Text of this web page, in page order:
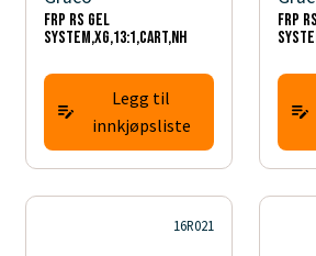
FRP RS GEL
SYSTEM,XG,13:1,CART,NH
Legg til
innkjøpsliste
FRP
16R021